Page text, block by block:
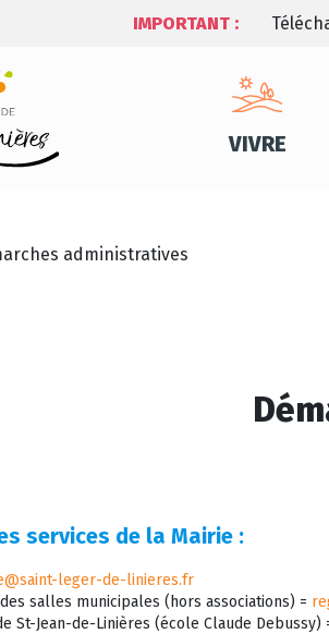
IMPORTANT :
VIVRE
administratives
services de la Mairie :
leger-de-linieres.fr
salles municipales (hors associations) =
St-Jean-de-Linières (école Claude Debussy)